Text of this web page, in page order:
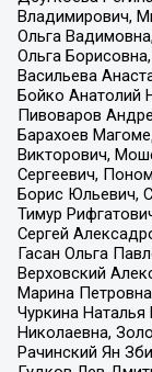
Владимирович,
Ольга
Ольга
Васильева
Бойко Анатолий
Пивоваров
Барахоев
Викторович,
Сергеевич,
Борис Юльевич,
Тимур
Сергей
Гасан Ольга
Верховский
Марина
Чуркина
Николаевна,
Рачинский Ян